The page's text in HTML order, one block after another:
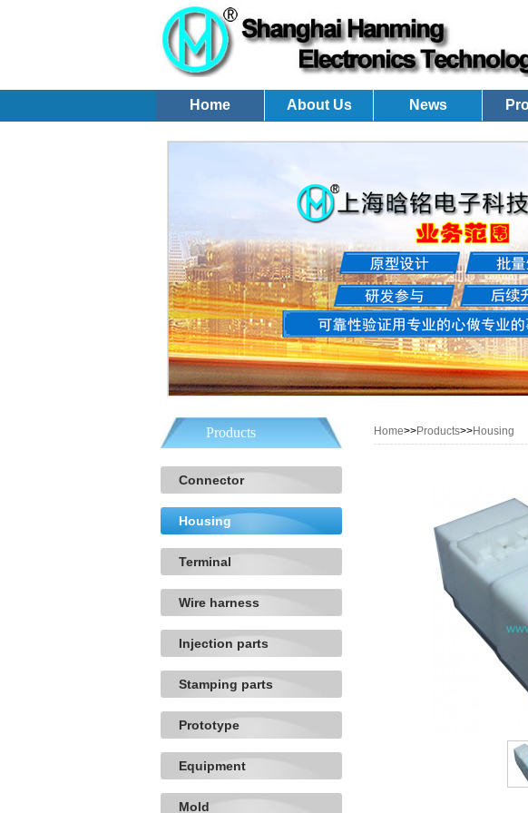
Home About Us News
Products
Connector
Housing
Terminal
Wire harness
Injection parts
Stamping parts
Prototype
Equipment
Mold
Home>>Products>>Housing